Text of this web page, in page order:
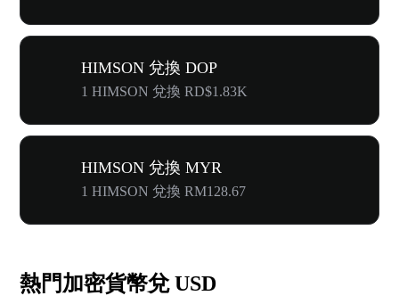
HIMSON 兌換 DOP
1 HIMSON 兌換 RD$1.83K
HIMSON 兌換 MYR
1 HIMSON 兌換 RM128.67
熱門加密貨幣兌 USD